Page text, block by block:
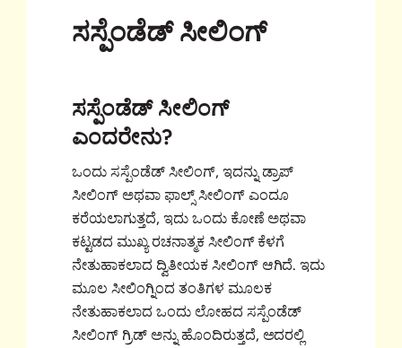
ಸಸ್ಪೆಂಡೆಡ್ ಸೀಲಿಂಗ್
ಸಸ್ಪೆಂಡೆಡ್ ಸೀಲಿಂಗ್
ಎಂದರೇನು?
ಒಂದು ಸಸ್ಪೆಂಡೆಡ್ ಸೀಲಿಂಗ್, ಇದನ್ನು ಡ್ರಾಪ್
ಸೀಲಿಂಗ್ ಅಥವಾ ಫಾಲ್ಸ್ ಸೀಲಿಂಗ್ ಎಂದೂ
ಕರೆಯಲಾಗುತ್ತದೆ, ಇದು ಒಂದು ಕೋಣೆ ಅಥವಾ
ಕಟ್ಟಡದ ಮುಖ್ಯ ರಚನಾತ್ಮಕ ಸೀಲಿಂಗ್ ಕೆಳಗೆ
ನೇತುಹಾಕಲಾದ ದ್ವಿತೀಯಕ ಸೀಲಿಂಗ್ ಆಗಿದೆ. ಇದು
ಮೂಲ ಸೀಲಿಂಗ್ನಿಂದ ತಂತಿಗಳ ಮೂಲಕ
ನೇತುಹಾಕಲಾದ ಒಂದು ಲೋಹದ ಸಸ್ಪೆಂಡೆಡ್
ಸೀಲಿಂಗ್ ಗ್ರಿಡ್ ಅನ್ನು ಹೊಂದಿರುತ್ತದೆ, ಅದರಲ್ಲಿ